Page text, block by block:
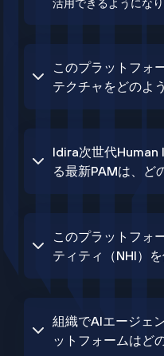
活用できるようになり
このプラットフォ
テクチャをどのよ
Idira次世代
る最新PAMは、ど
このプラットフォ
ティティ（NHI）
組織でAIエージェ
ットフォームはど